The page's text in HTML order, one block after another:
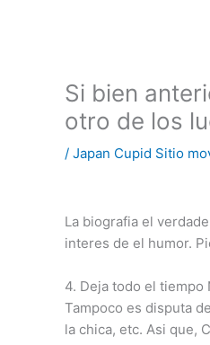
Si bien
otro de los
/ Japan Cupid Sitio
La biografia el
interes de el humor.
4. Deja todo el tiempo
Tampoco es disputa
la chica, etc. Asi que,